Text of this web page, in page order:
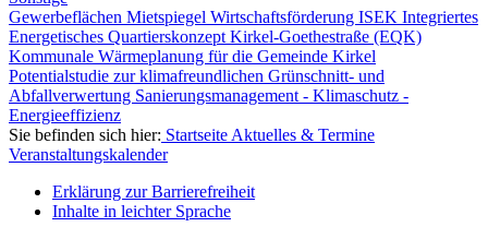
Gewerbeflächen Mietspiegel Wirtschaftsförderung ISEK Integriertes
Energetisches Quartierskonzept Kirkel-Goethestraße (EQK)
Kommunale Wärmeplanung für die Gemeinde Kirkel
Potentialstudie zur klimafreundlichen Grünschnitt- und
Abfallverwertung Sanierungsmanagement - Klimaschutz -
Energieeffizienz
Sie befinden sich hier: Startseite Aktuelles & Termine
Veranstaltungskalender
Erklärung zur Barrierefreiheit
Inhalte in leichter Sprache